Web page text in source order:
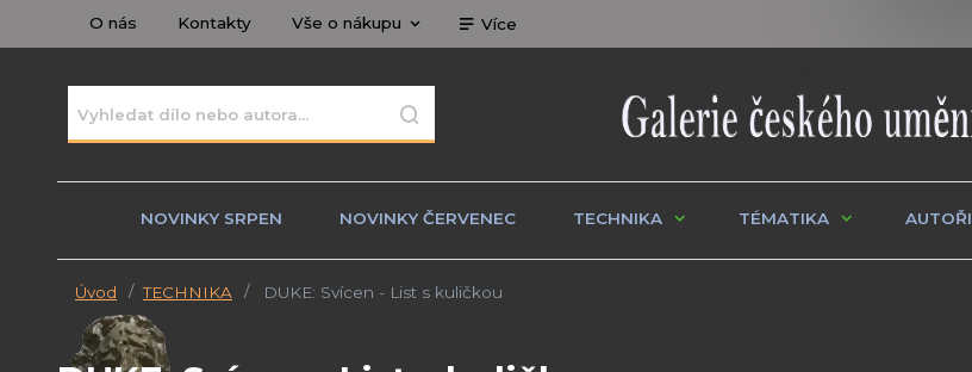
O nás Kontakty Vše o nákupu Více
NOVINKY SRPEN NOVINKY ČERVENEC TECHNIKA TÉMATIKA AUTOŘI
Úvod TECHNIKA DUKE: Svícen - List s kuličkou